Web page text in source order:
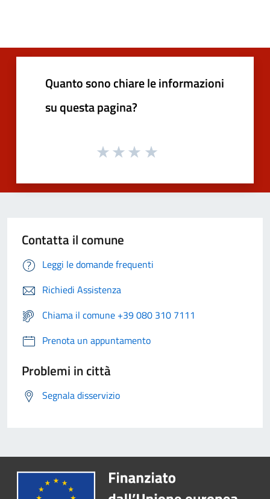
Quanto sono chiare le informazioni
su questa pagina?
Contatta il comune
Leggi le domande frequenti
Richiedi Assistenza
Chiama il comune +39 080 310 7111
Prenota un appuntamento
Problemi in città
Segnala disservizio